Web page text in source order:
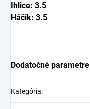
Ihlice: 3.5
Háčik: 3.5
Dodatočné parametre
Kategória: